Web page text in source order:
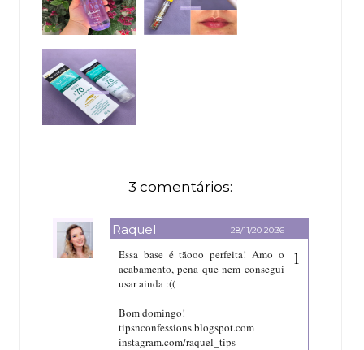
3 comentários:
Raquel 28/11/20 20:36
Essa base é tãooo perfeita! Amo o
acabamento, pena que nem consegui
usar ainda :((
Bom domingo!
tipsnconfessions.blogspot.com
instagram.com/raquel_tips